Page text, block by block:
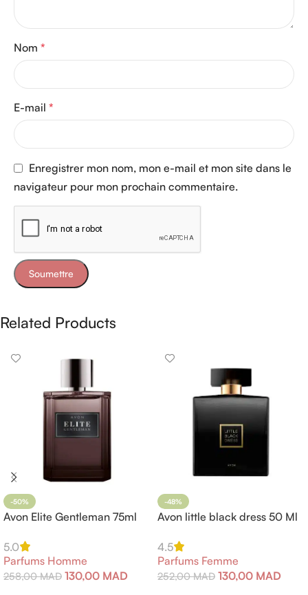
Nom *
E-mail *
Enregistrer mon nom, mon e-mail et mon site dans le
navigateur pour mon prochain commentaire.
Related Products
-50%
Avon Elite Gentleman 75ml
5.0
Parfums Homme
258,00MAD 130,00 MAD
-48%
Avon little black dress 50 Ml
4.5
Parfums Femme
252,00MAD 130,00 MAD